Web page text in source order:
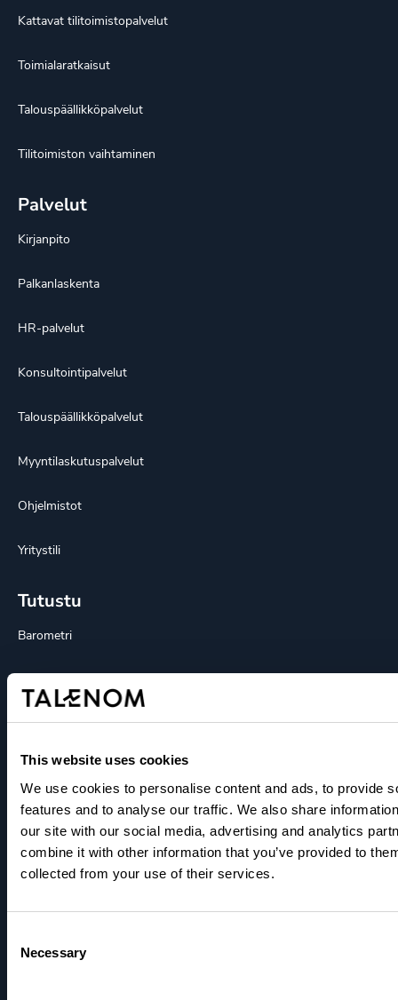
This website uses cookies
We use cookies to personalise content and ads, to provide
features and to analyse our traffic. We also share
our site with our social media, advertising and analytics
combine it with other information that you’ve provided to
collected from your use of their services.
Selection
Necessary
Kattavat tilitoimistopalvelut
Toimialaratkaisut
Talouspäällikköpalvelut
Tilitoimiston vaihtaminen
Palvelut
Kirjanpito
Palkanlaskenta
HR-palvelut
Konsultointipalvelut
Talouspäällikköpalvelut
Myyntilaskutuspalvelut
Ohjelmistot
Yritystili
Tutustu
Barometri
Integraatioportaali
Kokemuksia
Medialle
Oppaat
Taloushallinnon sanasto